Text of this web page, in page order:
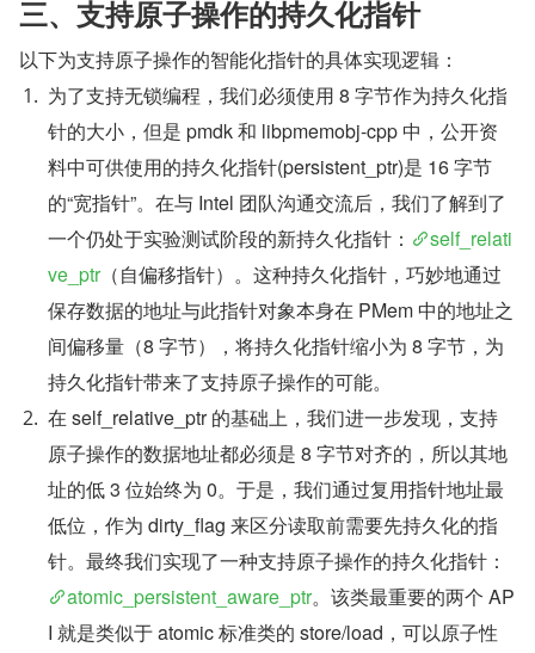
三、支持原子操作的持久化指针
以下为支持原子操作的智能化指针的具体实现逻辑：
为了支持无锁编程，我们必须使用 8 字节作为持久化指
针的大小，但是 pmdk 和 libpmemobj-cpp 中，公开资
料中可供使用的持久化指针(persistent_ptr)是 16 字节
的“宽指针”。在与 Intel 团队沟通交流后，我们了解到了
一个仍处于实验测试阶段的新持久化指针：
self_relati
ve_ptr（自偏移指针）。这种持久化指针，巧妙地通过
保存数据的地址与此指针对象本身在 PMem 中的地址之
间偏移量（8 字节），将持久化指针缩小为 8 字节，为
持久化指针带来了支持原子操作的可能。
在 self_relative_ptr 的基础上，我们进一步发现，支持
原子操作的数据地址都必须是 8 字节对齐的，所以其地
址的低 3 位始终为 0。于是，我们通过复用指针地址最
低位，作为 dirty_flag 来区分读取前需要先持久化的指
针。最终我们实现了一种支持原子操作的持久化指针：
atomic_persistent_aware_ptr。该类最重要的两个 AP
I 就是类似于 atomic 标准类的 store/load，可以原子性